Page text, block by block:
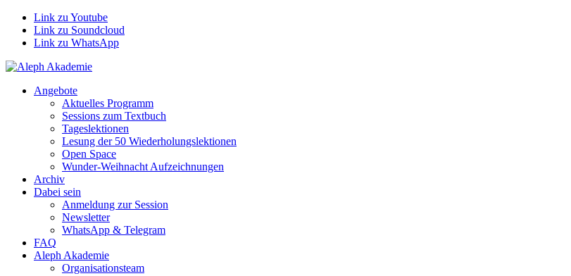
Link zu Youtube
Link zu Soundcloud
Link zu WhatsApp
Angebote
Aktuelles Programm
Sessions zum Textbuch
Tageslektionen
Lesung der 50 Wiederholungslektionen
Open Space
Wunder-Weihnacht Aufzeichnungen
Archiv
Dabei sein
Anmeldung zur Session
Newsletter
WhatsApp & Telegram
FAQ
Aleph Akademie
Organisationsteam